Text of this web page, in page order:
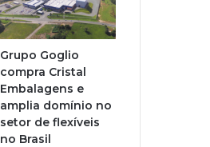
Grupo Goglio
compra Cristal
Embalagens e
amplia domínio no
setor de flexíveis
no Brasil